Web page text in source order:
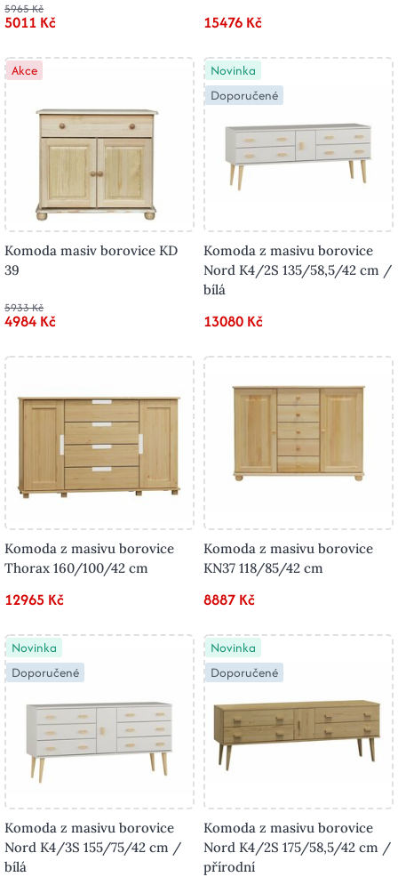
5965 Kč
5011 Kč 15476 Kč
Akce
Komoda masiv borovice KD
39
5933 Kč
4984 Kč
Novinka
Doporučené
Komoda z masivu borovice
Nord K4/2S 135/58,5/42 cm /
bílá
13080 Kč
Komoda z masivu borovice
Thorax 160/100/42 cm
12965 Kč
Komoda z masivu borovice
KN37 118/85/42 cm
8887 Kč
Novinka
Doporučené
Komoda z masivu borovice
Nord K4/3S 155/75/42 cm /
bílá
Novinka
Doporučené
Komoda z masivu borovice
Nord K4/2S 175/58,5/42 cm /
přírodní